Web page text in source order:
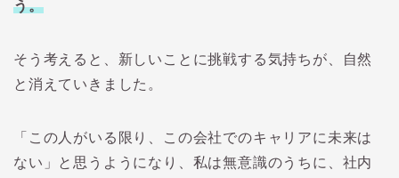
う。
そう考えると、新しいことに挑戦する気持ちが、自然
と消えていきました。
「この人がいる限り、この会社でのキャリアに未来は
ない」と思うようになり、私は無意識のうちに、 社内